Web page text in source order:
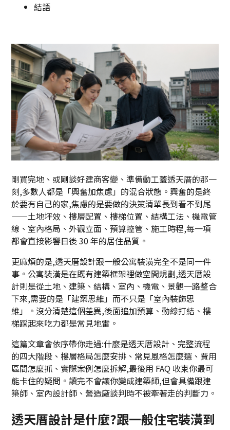
結語
剛買完地、或剛談好建商客變、準備動工蓋透天厝的那一
刻,多數人都是「興奮加焦慮」的混合狀態。興奮的是終
於要有自己的家,焦慮的是要做的決策清單長到看不到尾
——土地坪效、樓層配置、樓梯位置、結構工法、機電管
線、室內格局、外觀立面、預算控管、施工時程,每一項
都會直接影響日後 30 年的居住品質。
更麻煩的是,透天厝設計跟一般公寓裝潢完全不是同一件
事。公寓裝潢是在既有建築框架裡做空間規劃,透天厝設
計則是從土地、建築、結構、室內、機電、景觀一路整合
下來,需要的是「建築思維」而不只是「室內裝飾思
維」。沒分清楚這個差異,後面追加預算、動線打結、樓
梯踩起來吃力都是常見地雷。
這篇文章會依序帶你走過:什麼是透天厝設計、完整流程
的四大階段、樓層格局怎麼安排、常見風格怎麼選、費用
區間怎麼抓、實際案例怎麼拆解,最後用 FAQ 收束你最可
能卡住的疑問。讀完不會讓你變成建築師,但會具備跟建
築師、室內設計師、營造廠談判時不被牽著走的判斷力。
透天厝設計是什麼?跟一般住宅裝潢到